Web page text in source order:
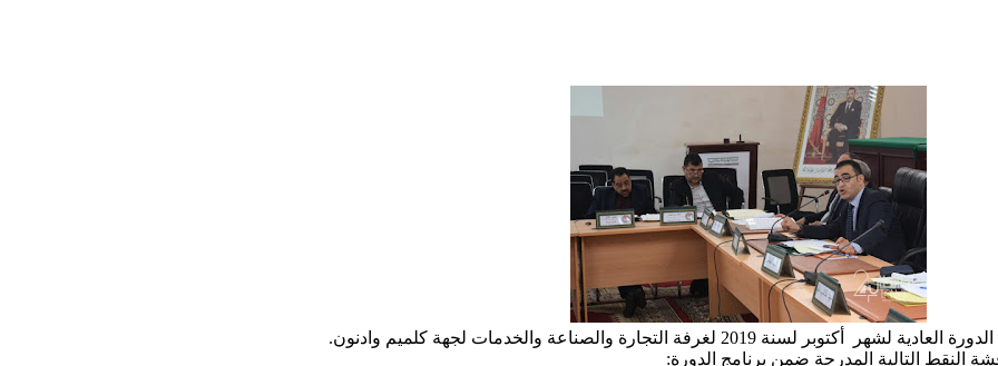
النقط التالية المدرجة ضمن برنامج الدورة: